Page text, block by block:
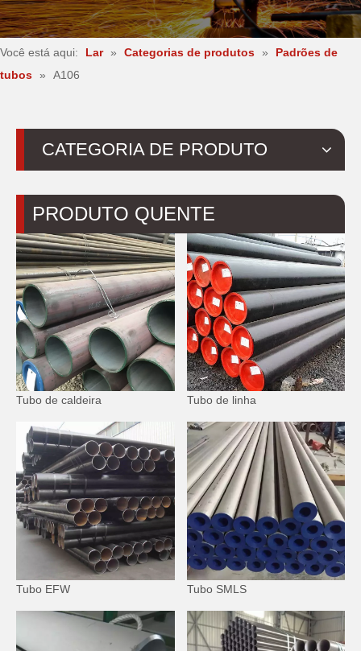
Você está aqui: Lar » Categorias de produtos »
Padrões de
tubos » A106
CATEGORIA DE PRODUTO
PRODUTO QUENTE
Tubo de caldeira Tubo de linha
Tubo EFW Tubo SMLS